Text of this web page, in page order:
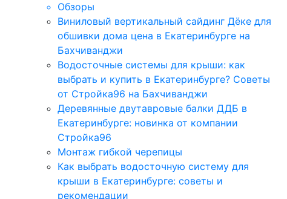
Обзоры
Виниловый вертикальный сайдинг Дёке для
обшивки дома цена в Екатеринбурге на
Бахчиванджи
Водосточные системы для крыши: как
выбрать и купить в Екатеринбурге? Советы
от Стройка96 на Бахчиванджи
Деревянные двутавровые балки ДДБ в
Екатеринбурге: новинка от компании
Стройка96
Монтаж гибкой черепицы
Как выбрать водосточную систему для
крыши в Екатеринбурге: советы и
рекомендации